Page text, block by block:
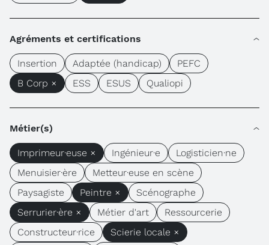
Agréments et certifications
Insertion Adaptée (handicap)
PEFC
B Corp ×
ESS ESUS Qualiopi
Métier(s)
Imprimeur·euse × Ingénieur·e
Logisticien·ne
Menuisier·ère
Metteur·euse en scène
Paysagiste
Peintre ×
Scénographe
Serrurier·ère ×
Métier d'art
Ressourcerie
Constructeur·rice
Scierie locale ×